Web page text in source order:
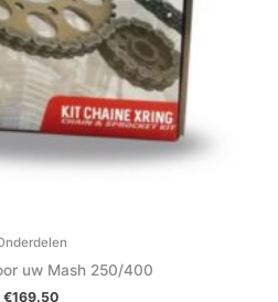
uw Mash 250/400
€169.50